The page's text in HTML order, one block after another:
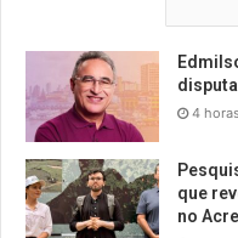
4
que
no Acre